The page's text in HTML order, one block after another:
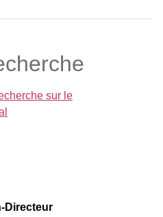
sur le
Directeur